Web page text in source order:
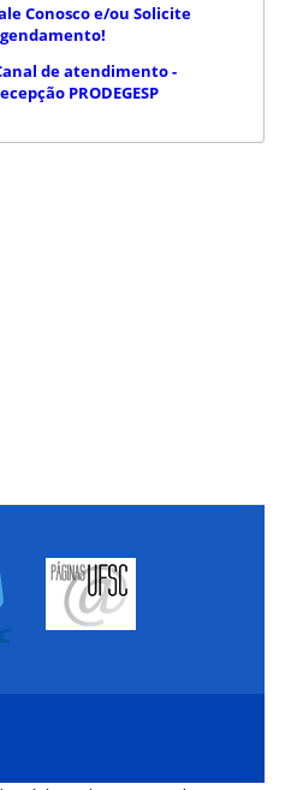
Conosco e/ou Solicite
de atendimento -
PRODEGESP